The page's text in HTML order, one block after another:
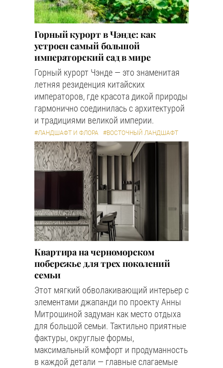
Горный курорт в Чэнде: как
устроен самый большой
императорский сад в мире
Горный курорт Чэнде — это знаменитая
летняя резиденция китайских
императоров, где красота дикой природы
гармонично соединилась с архитектурой
и традициями великой империи.
#ЛАНДШАФТ И ФЛОРА #ВОСТОЧНЫЙ ЛАНДШАФТ
Квартира на черноморском
побережье для трех поколений
семьи
Этот мягкий обволакивающий интерьер с
элементами джапанди по проекту Анны
Митрошиной задуман как место отдыха
для большой семьи. Тактильно приятные
фактуры, округлые формы,
максимальный комфорт и продуманность
в каждой детали — главные слагаемые